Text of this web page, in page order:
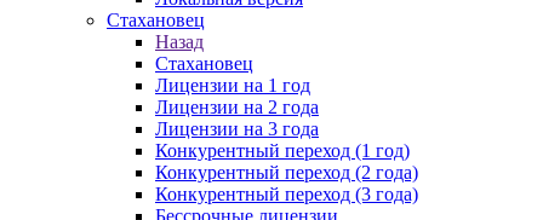
Стахановец
Назад
Стахановец
Лицензии на 1 год
Лицензии на 2 года
Лицензии на 3 года
Конкурентный переход (1 год)
Конкурентный переход (2 года)
Конкурентный переход (3 года)
Бессрочные лицензии